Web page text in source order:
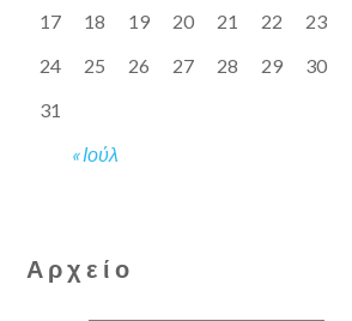
« Ιούλ
17
18 19 20 21 22
23
24
25 26 27 28 29
30
31
Αρχείο